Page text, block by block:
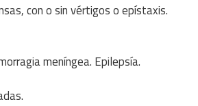
con o sin vértigos o epístaxis.
meníngea. Epilepsía.